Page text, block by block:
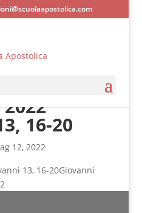
16-20
12, 2022
Giovanni